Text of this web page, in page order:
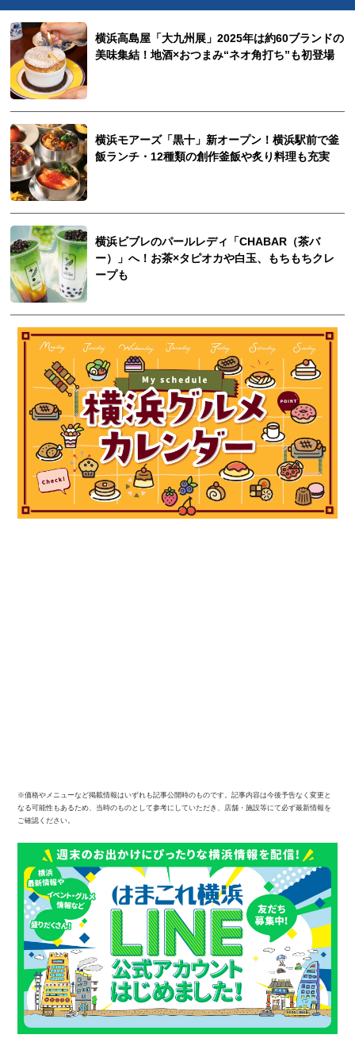
横浜高島屋「大九州展」2025年は約60ブランドの
美味集結！地酒×おつまみ“ネオ角打ち”も初登場
横浜モアーズ「黒十」新オープン！横浜駅前で釜
飯ランチ・12種類の創作釜飯や炙り料理も充実
横浜ビブレのパールレディ「CHABAR（茶バ
ー）」へ！お茶×タピオカや白玉、もちもちクレ
ープも
※価格やメニューなど掲載情報はいずれも記事公開時のものです。記事内容は今後予告なく変更と
なる可能性もあるため、当時のものとして参考にしていただき、店舗・施設等にて必ず最新情報を
ご確認ください。